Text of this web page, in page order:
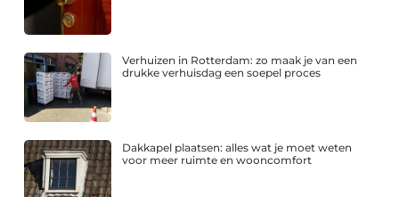
Verhuizen in Rotterdam: zo maak je van een
drukke verhuisdag een soepel proces
Dakkapel plaatsen: alles wat je moet weten
voor meer ruimte en wooncomfort